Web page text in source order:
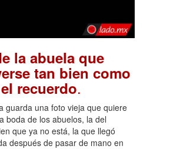
la abuela que
tan bien como
recuerdo.
guarda una foto vieja que quiere
boda de los abuelos, la del
que ya no está, la que llegó
después de pasar de mano en